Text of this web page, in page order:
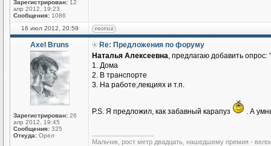
Зарегистрирован: 12
апр 2012, 19:23
Сообщения: 1086
16 июл 2012, 20:59
Axel Bruns
Зарегистрирован: 26
апр 2012, 19:45
Сообщения: 325
Откуда: Орел
Re: Предложения по форуму
Наталья Алексеевна, предлагаю добавить
1. Дома
2. В транспорте
3. На работе,лекциях и т.п.
P.S. Я предложил, как забавный карапуз . А
Мальчик, рост метр двадцать, нашедшему премия -